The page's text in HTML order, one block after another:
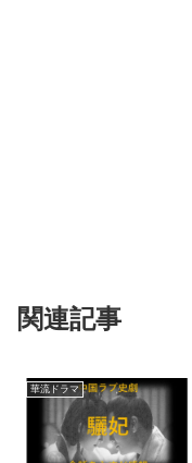
関連記事
華流ドラマ